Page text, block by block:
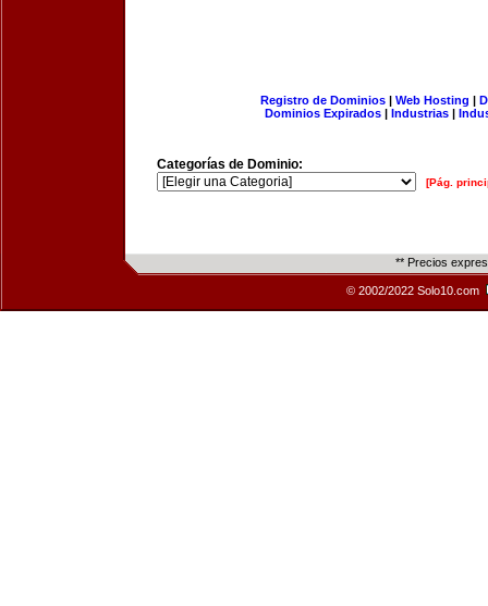
Registro de Dominios| Web Hosting |
Dominios Expirados | Industrias |
Categorías de Dominio:
[Pág.
** Precios
© 2002/2022 Solo10.com